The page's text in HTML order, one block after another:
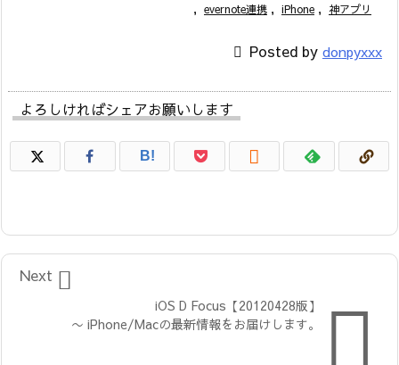
, evernote連携 , iPhone , 神アプリ
 Posted by donpyxxx
よろしければシェアお願いします
B! 

iOS D Focus【20120428版】
〜 iPhone/Macの最新情報をお届けします。

Next